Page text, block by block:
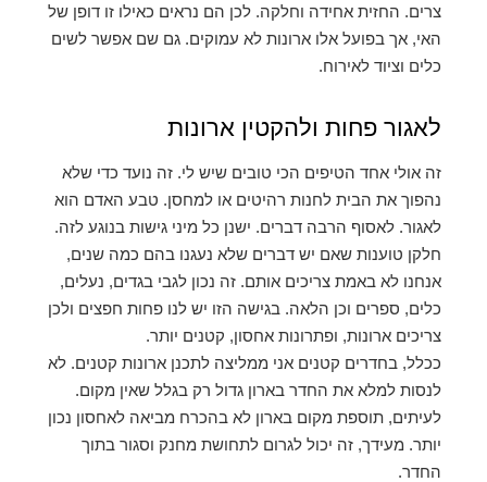
צרים. החזית אחידה וחלקה. לכן הם נראים כאילו זו דופן של
האי, אך בפועל אלו ארונות לא עמוקים. גם שם אפשר לשים
כלים וציוד לאירוח.
לאגור פחות ולהקטין ארונות
זה אולי אחד הטיפים הכי טובים שיש לי. זה נועד כדי שלא
נהפוך את הבית לחנות רהיטים או למחסן. טבע האדם הוא
לאגור. לאסוף הרבה דברים. ישנן כל מיני גישות בנוגע לזה.
חלקן טוענות שאם יש דברים שלא נעגנו בהם כמה שנים,
אנחנו לא באמת צריכים אותם. זה נכון לגבי בגדים, נעלים,
כלים, ספרים וכן הלאה. בגישה הזו יש לנו פחות חפצים ולכן
צריכים ארונות, ופתרונות אחסון, קטנים יותר.
ככלל, בחדרים קטנים אני ממליצה לתכנן ארונות קטנים. לא
לנסות למלא את החדר בארון גדול רק בגלל שאין מקום.
לעיתים, תוספת מקום בארון לא בהכרח מביאה לאחסון נכון
יותר. מעידך, זה יכול לגרום לתחושת מחנק וסגור בתוך
החדר.